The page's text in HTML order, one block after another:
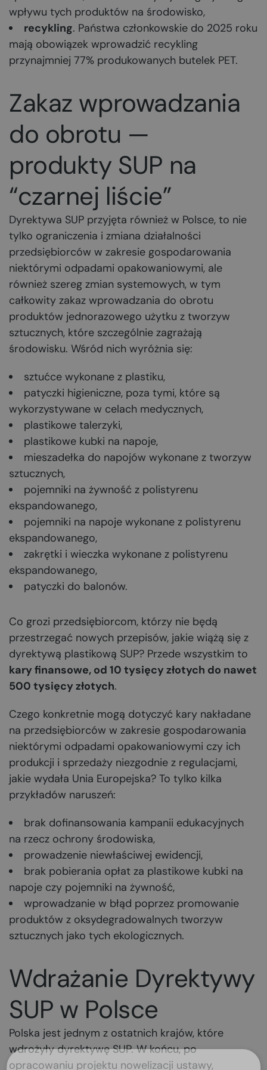
wpływu tych produktów na środowisko,
recykling. Państwa członkowskie do 2025 roku
mają obowiązek wprowadzić recykling
przynajmniej 77% produkowanych butelek PET.
Zakaz wprowadzania
do obrotu —
produkty SUP na
“czarnej liście”
Dyrektywa SUP przyjęta również w Polsce, to nie
tylko ograniczenia i zmiana działalności
przedsiębiorców w zakresie gospodarowania
niektórymi odpadami opakowaniowymi, ale
również szereg zmian systemowych, w tym
całkowity zakaz wprowadzania do obrotu
produktów jednorazowego użytku z tworzyw
sztucznych, które szczególnie zagrażają
środowisku. Wśród nich wyróżnia się:
sztućce wykonane z plastiku,
patyczki higieniczne, poza tymi, które są
wykorzystywane w celach medycznych,
plastikowe talerzyki,
plastikowe kubki na napoje,
mieszadełka do napojów wykonane z tworzyw
sztucznych,
pojemniki na żywność z polistyrenu
ekspandowanego,
pojemniki na napoje wykonane z polistyrenu
ekspandowanego,
zakrętki i wieczka wykonane z polistyrenu
ekspandowanego,
patyczki do balonów.
Co grozi przedsiębiorcom, którzy nie będą
przestrzegać nowych przepisów, jakie wiążą się z
dyrektywą plastikową SUP? Przede wszystkim to
kary finansowe, od 10 tysięcy złotych do nawet
500 tysięcy złotych.
Czego konkretnie mogą dotyczyć kary nakładane
na przedsiębiorców w zakresie gospodarowania
niektórymi odpadami opakowaniowymi czy ich
produkcji i sprzedaży niezgodnie z regulacjami,
jakie wydała Unia Europejska? To tylko kilka
przykładów naruszeń:
brak dofinansowania kampanii edukacyjnych
na rzecz ochrony środowiska,
prowadzenie niewłaściwej ewidencji,
brak pobierania opłat za plastikowe kubki na
napoje czy pojemniki na żywność,
wprowadzanie w błąd poprzez promowanie
produktów z oksydegradowalnych tworzyw
sztucznych jako tych ekologicznych.
Wdrażanie Dyrektywy
SUP w Polsce
Polska jest jednym z ostatnich krajów, które
wdrożyły dyrektywę SUP. W końcu, po
opracowaniu projektu nowelizacji ustawy,